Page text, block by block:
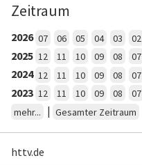
Zeitraum
2026 07 06 05 04 03 02
2025 12 11 10 09 08 07
2024 12 11 10 09 08 07
2023 12 11 10 09 08 07
mehr...
| Gesamter Zeitraum
httv.de